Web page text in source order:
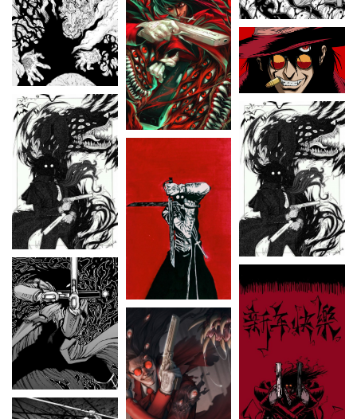
POKÉMON
RANKING OF KINGS
RICK ET MORTY
SAKAMOTO DAYS
SEVEN DEADLY SINS
SOLO LEVELING
STUDIO GHIBLI
THE LAST OF US
THE MANDALORIAN
THE PROMISE NEVERLAND